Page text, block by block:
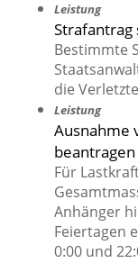
Leistung
Bestimmte
die
Leistung
Ausnahme
Für
Anhänger
Feiertagen
0:00 und